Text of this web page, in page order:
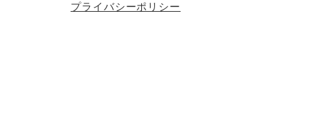
プライバシーポリシー